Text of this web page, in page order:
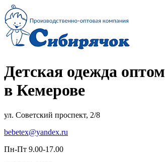
Детская одежда оптом
в Кемерове
ул. Советский проспект, 2/8
bebetex@yandex.ru
Пн-Пт 9.00-17.00